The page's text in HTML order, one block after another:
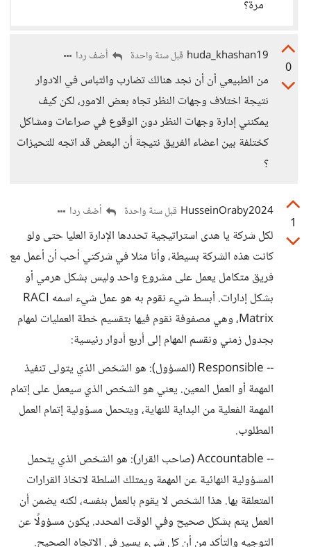
مرة؟
0
huda_khashan19 قبل سنة واحدة أضف ردا
من الطبيعي أن أن نجد هنالك تضارب والتباس في الادوار
نتيجة اختلاف وجهات النظر تجاه بعض الامور، لكن كيف
يمكنني إدارة وجهات النظر دون الوقوع في صراعات ومشاكل
كختلفة بين اعضاء الفريق نتيجة أن البعض قد اتجه للتحيزات
؟
1
HusseinOraby2024 قبل سنة واحدة أضف ردا
لكل شركة يا هدى استراتيجية تحددها الإدارة العليا حتى ولو
كانت هذه الشركة بسيطة، وأنا مثلا في شركتي أحب أن أعمل مع
فريق متكامل يعمل على مشروع واحد وليس بشكل هرمي أو
بشكل إدارات. أبسط شيء نقوم به هو عمل شيء اسمه RACI
Matrix، وهي مصفوفة نقوم فيها بتقسيم خطة العمليات لمهام
بجدول زمني ونقسم المهام إلى أربع أدوار رئيسية:
-- Responsible (المسؤول): هو الشخص الذي يتولى تنفيذ
المهمة أو العمل المعين. يعني هو الشخص الذي سيعمل على إتمام
المهمة الفعلية من البداية للنهاية، ويتحمل مسؤولية إتمام العمل
المطلوب.
-- Accountable (صاحب القرار): هو الشخص الذي يتحمل
المسؤولية النهائية عن المهمة ويمتلك السلطة لاتخاذ القرارات
المتعلقة بها. هذا الشخص لا يقوم بالعمل بنفسه، لكنه يضمن أن
العمل يتم بشكل صحيح وفي الوقت المحدد. يكون مسؤولًا عن